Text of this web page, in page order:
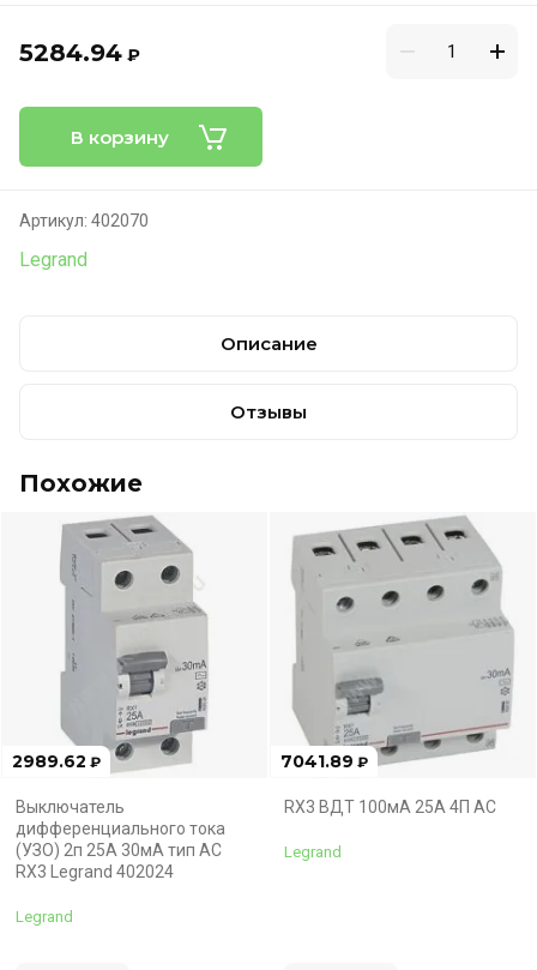
5284.94 ₽
В корзину
Артикул: 402070
Legrand
Описание
Отзывы
Похожие
2989.62 ₽
Выключатель
дифференциального тока
(УЗО) 2п 25А 30мА тип AC
RX3 Legrand 402024
Legrand
7041.89 ₽
RX3 ВДТ 100мА 25А 4П AC
Legrand